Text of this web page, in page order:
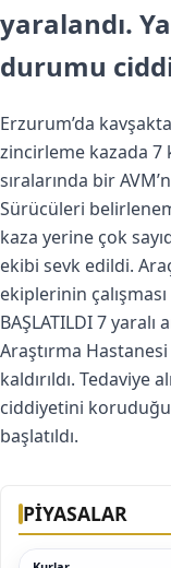
yaralandı.
durumu
Erzurum’da
zincirleme kazada 7
sıralarında bir
Sürücüleri
kaza yerine çok
ekibi sevk edildi.
ekiplerinin
BAŞLATILDI 7
Araştırma
kaldırıldı.
ciddiyetini
başlatıldı.
PİYASALAR